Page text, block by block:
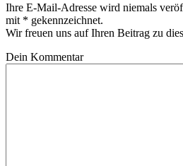
Ihre E-Mail-Adresse wird niemals
mit * gekennzeichnet.
Wir freuen uns auf Ihren Beitrag zu
Dein Kommentar